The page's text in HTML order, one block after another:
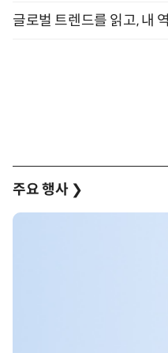
글로벌 트렌드를 읽고, 내
주요 행사 ❯